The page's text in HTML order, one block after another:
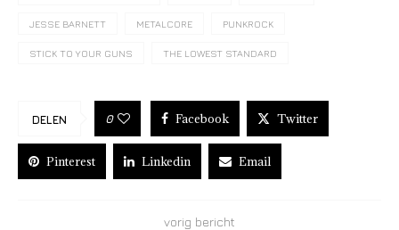
JESSE BARNETT METALCORE PUNKROCK
STICK TO YOUR GUNS THE LOWEST STANDARD
DELEN 0 Facebook Twitter
Pinterest Linkedin Email
vorig bericht